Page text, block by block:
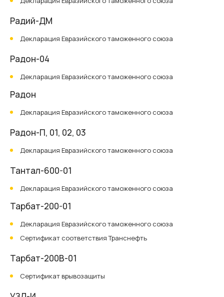
Радий-ДМ
Декларация Евразийского таможенного союза
Радон-04
Декларация Евразийского таможенного союза
Радон
Декларация Евразийского таможенного союза
Радон-П, 01, 02, 03
Декларация Евразийского таможенного союза
Тантал-600-01
Декларация Евразийского таможенного союза
Тарбат-200-01
Декларация Евразийского таможенного союза
Сертификат соответствия Транснефть
Тарбат-200В-01
Сертификат врывозащиты